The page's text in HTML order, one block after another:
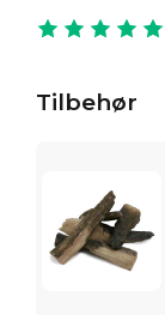
Tilbehør